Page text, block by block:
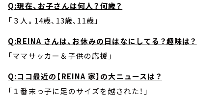
Q:現在、お子さんは何人？何歳？
「３人。14歳、13歳、11歳」
Q:REINA さんは、お休みの日はなにしてる？趣味は？
「ママサッカー＆子供の応援」
Q:ココ最近の【REINA 家】の大ニュースは？
「１番末っ子に足のサイズを越された！」